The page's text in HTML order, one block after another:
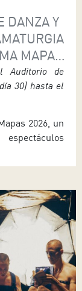
DANZA Y
MAPAS
Auditorio de
30) hasta el
2026, un
celebración
Tenerife. Los
de